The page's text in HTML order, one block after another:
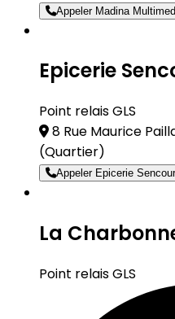
Appeler Madina
Epicerie
Point relais GLS
8 Rue Maurice
(Quartier)
Appeler Epicerie
La
Point relais GLS